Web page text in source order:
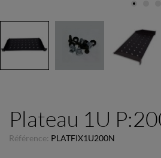
Plateau 1U
Référence: PLATFIX1U200N